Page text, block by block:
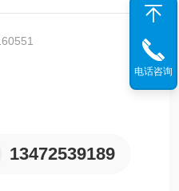
13472539189
电话咨询